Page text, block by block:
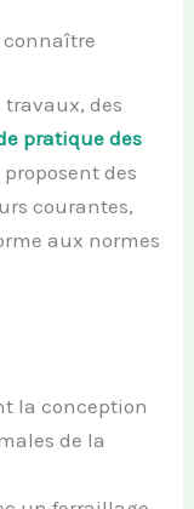
connaître
travaux, des
pratique des
proposent des
courantes,
aux normes
la conception
de la